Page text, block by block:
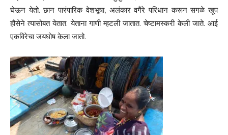
घेऊन येतो. छान पारंपारिक वेशभूषा, अलंकार वगैरे परिधान करून सगळे खूप
हौसेने त्यासोबत येतात. येताना गाणी म्हटली जातात. चेष्टामस्करी केली जाते. आई
एकविरेचा जयघोष केला जातो.